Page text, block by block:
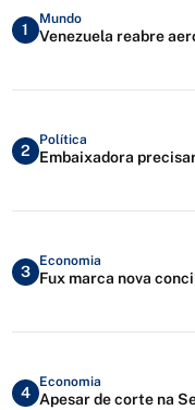
1
Mundo
Venezuela reabre
2
Política
Embaixadora
3
Economia
Fux marca nova
4
Economia
Apesar de corte na